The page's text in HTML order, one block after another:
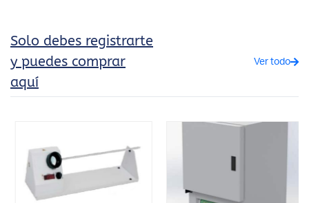
Solo debes registrarte
y puedes comprar
aquí
Ver todo